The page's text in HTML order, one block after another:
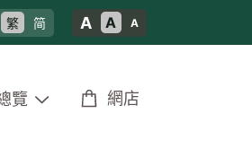
繁 简 A A A
覽 網店